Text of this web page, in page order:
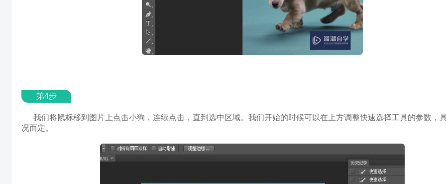
第4步
我们将鼠标移到图片上点击小狗，连续点击，直到选中区域。我们开始的时候可以在上方调整快速选择工具的参数，
况而定。